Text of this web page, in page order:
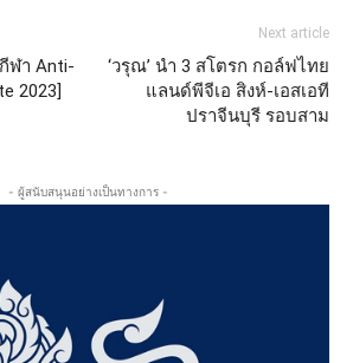
ฬา Anti-
2023]
Next article
‘วรุณ’ นำ 3 สโตรก กอล์ฟไทย
แลนด์พีจีเอ สิงห์-เอสเอที
ปราจีนบุรี รอบสาม
- ผู้สนับสนุนอย่างเป็นทางการ -